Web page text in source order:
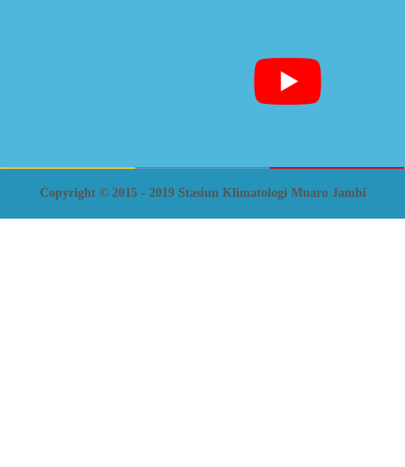
Copyright © 2015 - 2019 Stasiun Klimatologi Muaro Jambi